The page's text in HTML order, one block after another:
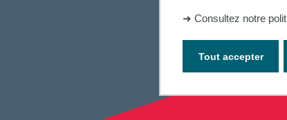
➜ Consultez notre
Tout accepter